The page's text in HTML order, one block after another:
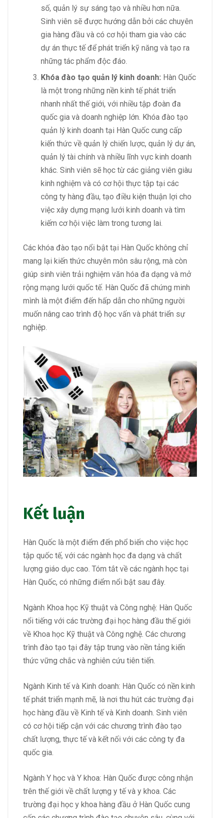
số, quản lý sự sáng tạo và nhiều hơn nữa.
Sinh viên sẽ được hướng dẫn bởi các chuyên
gia hàng đầu và có cơ hội tham gia vào các
dự án thực tế để phát triển kỹ năng và tạo ra
những tác phẩm độc đáo.
Khóa đào tạo quản lý kinh doanh: Hàn Quốc
là một trong những nền kinh tế phát triển
nhanh nhất thế giới, với nhiều tập đoàn đa
quốc gia và doanh nghiệp lớn. Khóa đào tạo
quản lý kinh doanh tại Hàn Quốc cung cấp
kiến thức về quản lý chiến lược, quản lý dự án,
quản lý tài chính và nhiều lĩnh vực kinh doanh
khác. Sinh viên sẽ học từ các giảng viên giàu
kinh nghiệm và có cơ hội thực tập tại các
công ty hàng đầu, tạo điều kiện thuận lợi cho
việc xây dựng mạng lưới kinh doanh và tìm
kiếm cơ hội việc làm trong tương lai.
Các khóa đào tạo nổi bật tại Hàn Quốc không chỉ
mang lại kiến thức chuyên môn sâu rộng, mà còn
giúp sinh viên trải nghiệm văn hóa đa dạng và mở
rộng mạng lưới quốc tế. Hàn Quốc đã chứng minh
mình là một điểm đến hấp dẫn cho những người
muốn nâng cao trình độ học vấn và phát triển sự
nghiệp.
Kết luận
Hàn Quốc là một điểm đến phổ biến cho việc học
tập quốc tế, với các ngành học đa dạng và chất
lượng giáo dục cao. Tóm tắt về các ngành học tại
Hàn Quốc, có những điểm nổi bật sau đây.
Ngành Khoa học Kỹ thuật và Công nghệ: Hàn Quốc
nổi tiếng với các trường đại học hàng đầu thế giới
về Khoa học Kỹ thuật và Công nghệ. Các chương
trình đào tạo tại đây tập trung vào nền tảng kiến
thức vững chắc và nghiên cứu tiên tiến.
Ngành Kinh tế và Kinh doanh: Hàn Quốc có nền kinh
tế phát triển mạnh mẽ, là nơi thu hút các trường đại
học hàng đầu về Kinh tế và Kinh doanh. Sinh viên
có cơ hội tiếp cận với các chương trình đào tạo
chất lượng, thực tế và kết nối với các công ty đa
quốc gia.
Ngành Y học và Y khoa: Hàn Quốc được công nhận
trên thế giới về chất lượng y tế và y khoa. Các
trường đại học y khoa hàng đầu ở Hàn Quốc cung